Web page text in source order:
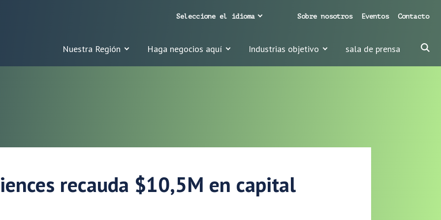
Nuestra Región Haga negocios aquí Industrias objetivo sala de prensa
Sobre nosotros Eventos Contacto
Seleccione el idioma
recauda $10,5M en capital